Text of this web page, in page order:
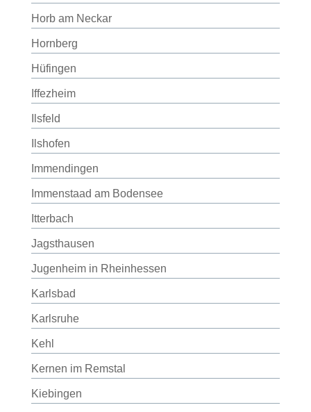
Horb am Neckar
Hornberg
Hüfingen
Iffezheim
Ilsfeld
Ilshofen
Immendingen
Immenstaad am Bodensee
Itterbach
Jagsthausen
Jugenheim in Rheinhessen
Karlsbad
Karlsruhe
Kehl
Kernen im Remstal
Kiebingen